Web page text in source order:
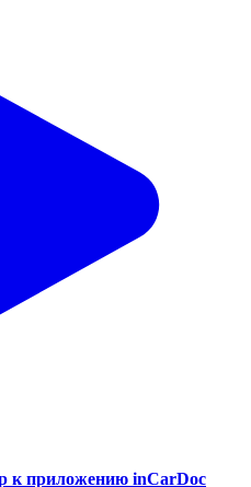
к приложению inCarDoc